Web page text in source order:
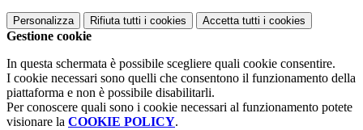
Personalizza Rifiuta tutti i cookies Accetta tutti i cookies
Gestione cookie
In questa schermata è possibile scegliere quali cookie consentire.
I cookie necessari sono quelli che consentono il funzionamento della
piattaforma e non è possibile disabilitarli.
Per conoscere quali sono i cookie necessari al funzionamento potete
visionare la COOKIE POLICY.